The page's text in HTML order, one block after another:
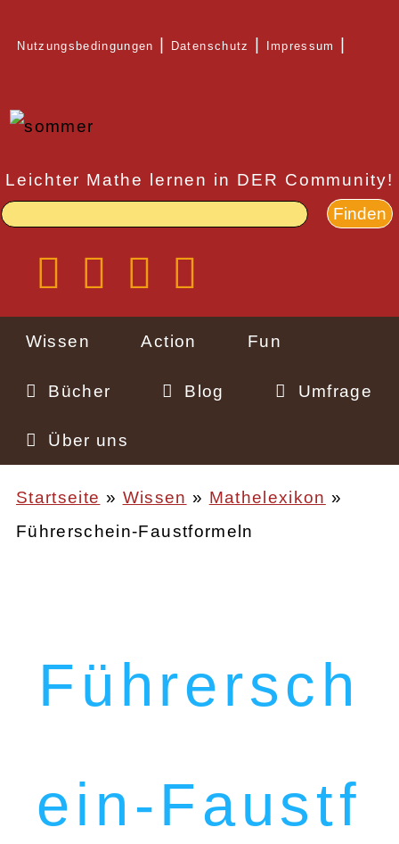
zum
Nutzungsbedingungen Datenschutz Impressum
Leichter Mathe lernen in DER Community!
Wissen Action Fun
Bücher Blog Umfrage
Über uns
Pfadnavigation
Startseite Wissen
Mathelexikon
Führerschein-Faustformeln
Führersch
ein-Faustf